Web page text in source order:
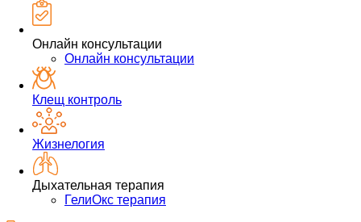
Онлайн консультации
Онлайн консультации
Клещ контроль
Жизнелогия
Дыхательная терапия
ГелиОкс терапия